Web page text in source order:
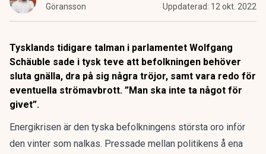
Göransson
Uppdaterad: 12 okt. 2022
Tysklands tidigare talman i parlamentet Wolfgang
Schäuble sade i tysk teve att befolkningen behöver
sluta gnälla, dra på sig några tröjor, samt vara redo för
eventuella strömavbrott. ”Man ska inte ta något för
givet”.
Energikrisen är den tyska befolkningens största oro inför
den vinter som nalkas. Pressade mellan politikens å ena